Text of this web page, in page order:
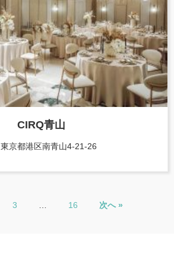
CIRQ青山
東京都港区南青山4-21-26
3 16 次へ »